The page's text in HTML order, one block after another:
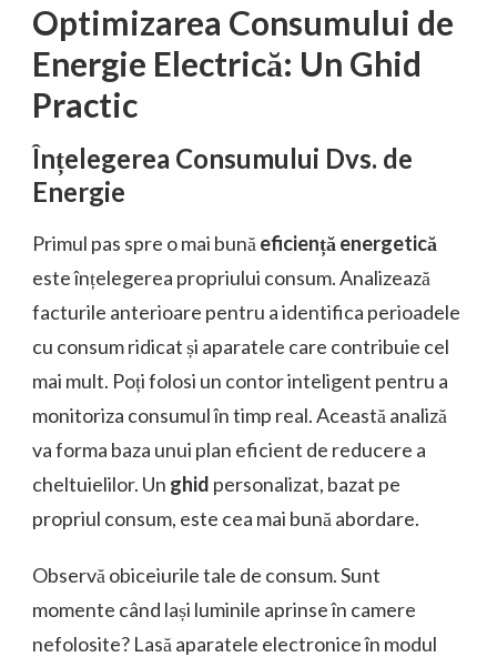
Optimizarea Consumului de
Energie Electrică: Un Ghid
Practic
Înțelegerea Consumului Dvs. de
Energie
Primul pas spre o mai bună eficiență energetică
este înțelegerea propriului consum. Analizează
facturile anterioare pentru a identifica perioadele
cu consum ridicat și aparatele care contribuie cel
mai mult. Poți folosi un contor inteligent pentru a
monitoriza consumul în timp real. Această analiză
va forma baza unui plan eficient de reducere a
cheltuielilor. Un ghid personalizat, bazat pe
propriul consum, este cea mai bună abordare.
Observă obiceiurile tale de consum. Sunt
momente când lași luminile aprinse în camere
nefolosite? Lasă aparatele electronice în modul